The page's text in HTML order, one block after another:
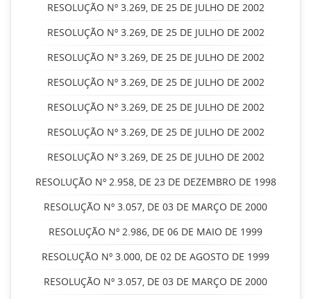
RESOLUÇÃO Nº 3.269, DE 25 DE JULHO DE 2002
RESOLUÇÃO Nº 3.269, DE 25 DE JULHO DE 2002
RESOLUÇÃO Nº 3.269, DE 25 DE JULHO DE 2002
RESOLUÇÃO Nº 3.269, DE 25 DE JULHO DE 2002
RESOLUÇÃO Nº 3.269, DE 25 DE JULHO DE 2002
RESOLUÇÃO Nº 3.269, DE 25 DE JULHO DE 2002
RESOLUÇÃO Nº 3.269, DE 25 DE JULHO DE 2002
RESOLUÇÃO Nº 2.958, DE 23 DE DEZEMBRO DE 1998
RESOLUÇÃO Nº 3.057, DE 03 DE MARÇO DE 2000
RESOLUÇÃO Nº 2.986, DE 06 DE MAIO DE 1999
RESOLUÇÃO Nº 3.000, DE 02 DE AGOSTO DE 1999
RESOLUÇÃO Nº 3.057, DE 03 DE MARÇO DE 2000